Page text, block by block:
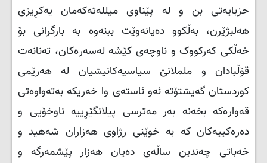
حزبایەتی بن و لە پێناوی میللەتەكەمان یەكڕیزی
هەلبژێرن، بەڵكوو دەیانەوێت ببنەوە بە بارگرانی بۆ
خەڵكی كەركووک و ناوچەی كێشە لەسەرەكان، تەنانەت
قۆڵبادان و ململانێ سیاسیەكانیشیان لە هەرێمی
كوردستان گەیشتۆتە ئەو ئاستەی وا خەریكە بەتەواوەتی
قەوارەكە بخەنە بەر مەترسی پیلانگێڕییە ناوخۆیی و
دەرەكییەكان كە بە خوێنی رژاوی هەزاران شەهید و
خەباتی چەندین ساڵەی دەیان هەزار پێشمەرگە و